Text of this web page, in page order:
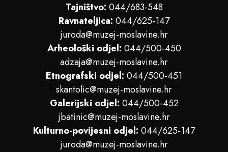
Tajništvo: 044/683-548
Ravnateljica: 044/625-147
juroda@muzej-moslavine.hr
Arheološki odjel: 044/500-450
adzaja@muzej-moslavine.hr
Etnografski odjel: 044/500-451
skantolic@muzej-moslavine.hr
Galerijski odjel: 044/500-452
jbatinic@muzej-moslavine.hr
Kulturno-povijesni odjel: 044/625-147
juroda@muzej-moslavine.hr